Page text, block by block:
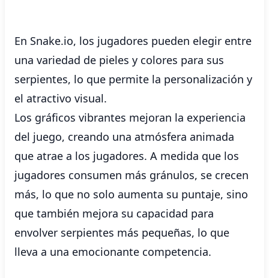
En Snake.io, los jugadores pueden elegir entre
una variedad de pieles y colores para sus
serpientes, lo que permite la personalización y
el atractivo visual.
Los gráficos vibrantes mejoran la experiencia
del juego, creando una atmósfera animada
que atrae a los jugadores. A medida que los
jugadores consumen más gránulos, se crecen
más, lo que no solo aumenta su puntaje, sino
que también mejora su capacidad para
envolver serpientes más pequeñas, lo que
lleva a una emocionante competencia.